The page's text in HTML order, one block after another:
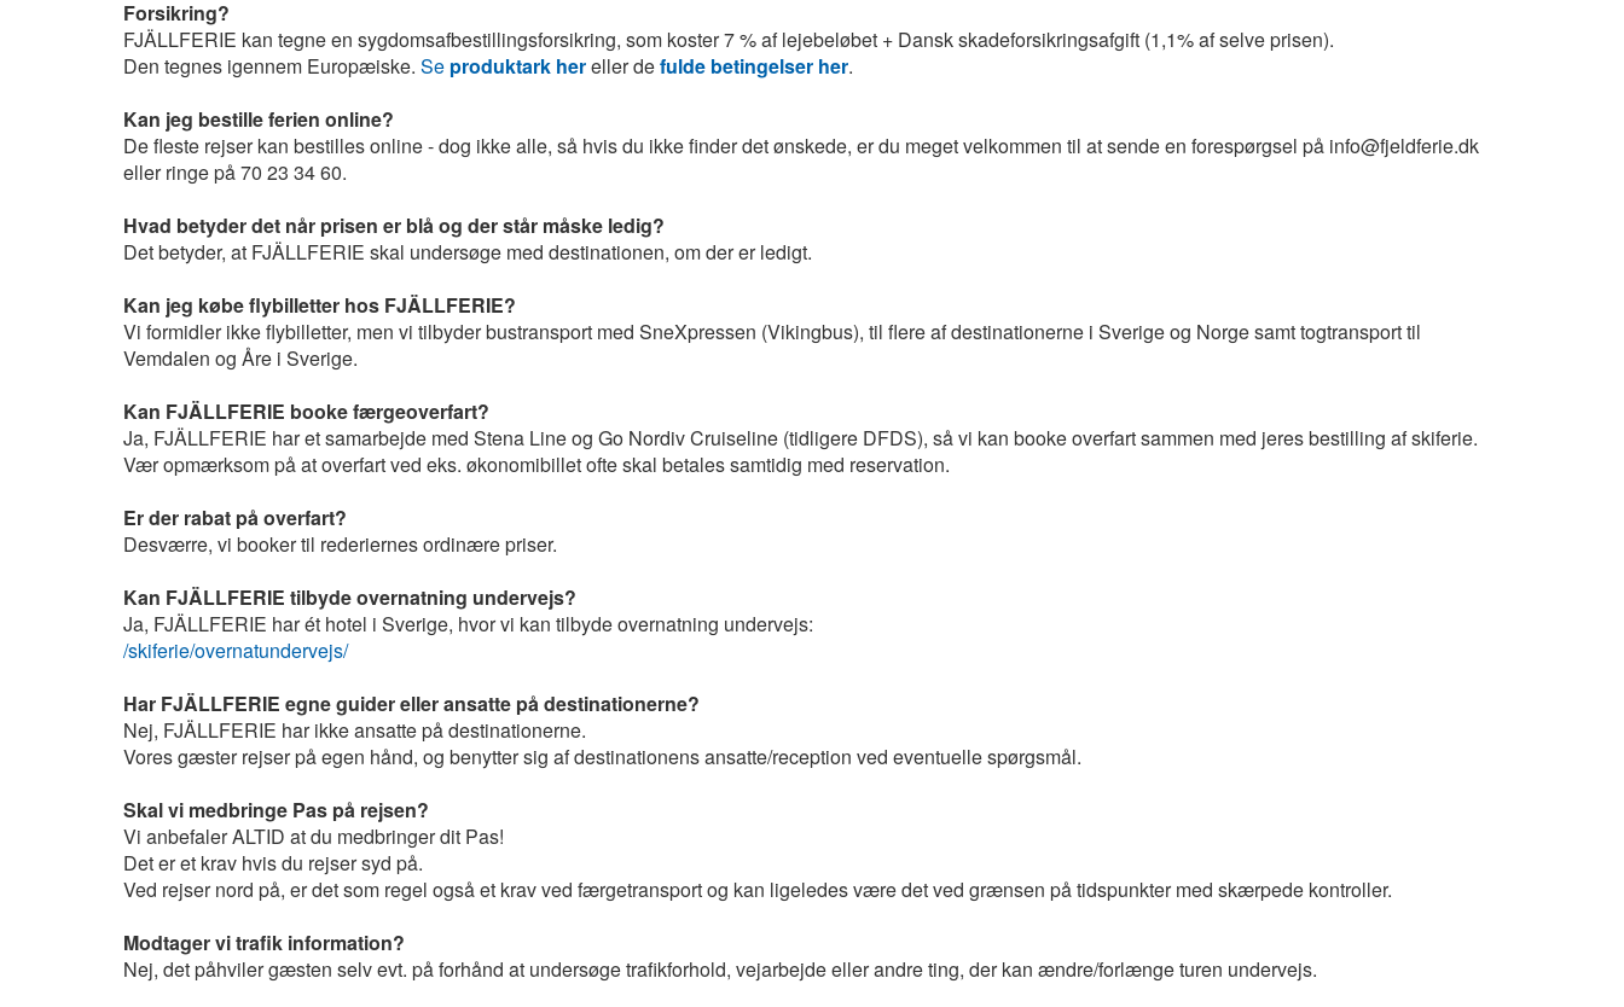
Forsikring?
FJÄLLFERIE kan tegne en sygdomsafbestillingsforsikring, som koster 7 % af lejebeløbet + Dansk skadeforsikringsafgift (1,1% af selve prisen).
Den tegnes igennem Europæiske. Se produktark hereller defulde betingelser her.
Kan jeg bestille ferien online?
De fleste rejser kan bestilles online - dog ikke alle, så hvis du ikke finder det ønskede, er du meget velkommen til at sende en forespørgsel på info@fjeldferie.dk
eller ringe på 70 23 34 60.
Hvad betyder det når prisen er blå og der står måske ledig?
Det betyder, at FJÄLLFERIE skal undersøge med destinationen, om der er ledigt.
Kan jeg købe flybilletter hos FJÄLLFERIE?
Vi formidler ikke flybilletter, men vi tilbyder bustransport med SneXpressen (Vikingbus), til flere af destinationerne i Sverige og Norge samt togtransport til
Vemdalen og Åre i Sverige.
Kan FJÄLLFERIE booke færgeoverfart?
Ja, FJÄLLFERIE har et samarbejde med Stena Line og Go Nordiv Cruiseline (tidligere DFDS), så vi kan booke overfart sammen med jeres bestilling af skiferie.
Vær opmærksom på at overfart ved eks. økonomibillet ofte skal betales samtidig med reservation.
Er der rabat på overfart?
Desværre, vi booker til rederiernes ordinære priser.
Kan FJÄLLFERIE tilbyde overnatning undervejs?
Ja, FJÄLLFERIE har ét hotel i Sverige, hvor vi kan tilbyde overnatning undervejs:
/skiferie/overnatundervejs/
Har FJÄLLFERIE egne guider eller ansatte på destinationerne?
Nej, FJÄLLFERIE har ikke ansatte på destinationerne.
Vores gæster rejser på egen hånd, og benytter sig af destinationens ansatte/reception ved eventuelle spørgsmål.
Skal vi medbringe Pas på rejsen?
Vi anbefaler ALTID at du medbringer dit Pas!
Det er et krav hvis du rejser syd på.
Ved rejser nord på, er det som regel også et krav ved færgetransport og kan ligeledes være det ved grænsen på tidspunkter med skærpede kontroller.
Modtager vi trafik information?
Nej, det påhviler gæsten selv evt. på forhånd at undersøge trafikforhold, vejarbejde eller andre ting, der kan ændre/forlænge turen undervejs.